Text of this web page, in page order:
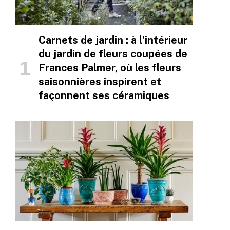
Carnets de jardin : à l’intérieur
du jardin de fleurs coupées de
Frances Palmer, où les fleurs
saisonnières inspirent et
façonnent ses céramiques